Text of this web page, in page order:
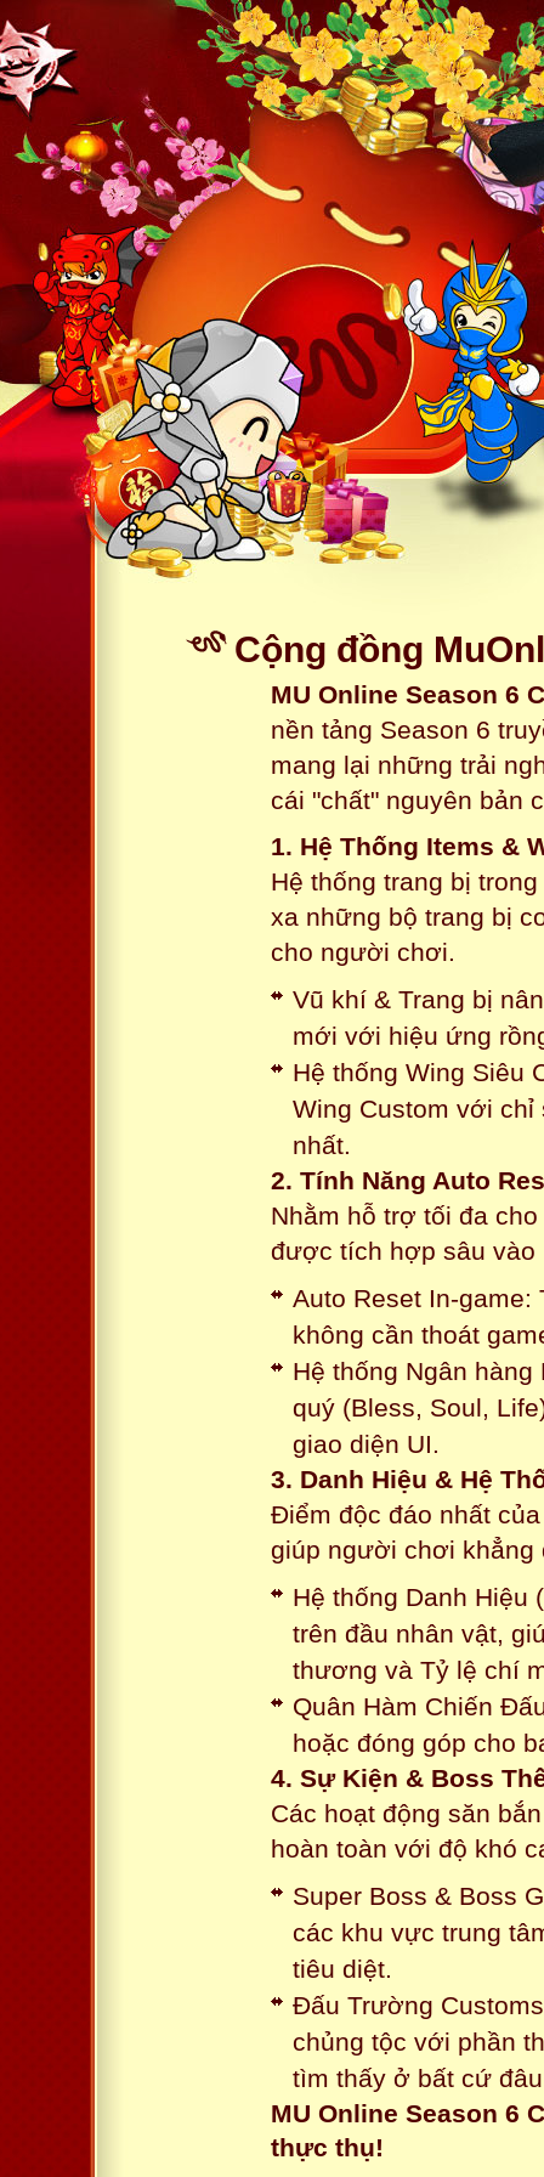
Cộng đồng
MU Online Season 6
nền tảng Season 6
mang lại những trải
cái "chất" nguyên bản
1. Hệ Thống Items &
Hệ thống trang bị
xa những bộ trang bị
cho người chơi.
Vũ khí & Trang bị
mới với hiệu ứng
Hệ thống Wing Siêu
Wing Custom với
nhất.
2. Tính Năng Auto
Nhằm hỗ trợ tối đa
được tích hợp sâu vào
Auto Reset In-game:
không cần thoát
Hệ thống Ngân
quý (Bless, Soul,
giao diện UI.
3. Danh Hiệu & Hệ
Điểm độc đáo nhất
giúp người chơi khẳng
Hệ thống Danh Hiệu
trên đầu nhân vật,
thương và Tỷ lệ chí
Quân Hàm Chiến
hoặc đóng góp cho
4. Sự Kiện & Boss
Các hoạt động săn
hoàn toàn với độ khó
Super Boss & Boss
các khu vực trung
tiêu diệt.
Đấu Trường
chủng tộc với phần
tìm thấy ở bất cứ
MU Online Season 6
thực thụ!